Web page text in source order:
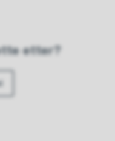
etter?